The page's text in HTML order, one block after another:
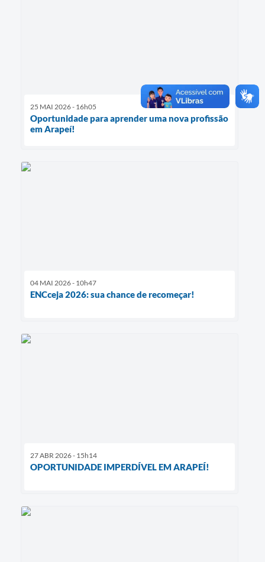
25 MAI 2026 - 16h05
Oportunidade para aprender uma nova profissão
em Arapeí!
04 MAI 2026 - 10h47
ENCceja 2026: sua chance de recomeçar!
27 ABR 2026 - 15h14
OPORTUNIDADE IMPERDÍVEL EM ARAPEÍ!